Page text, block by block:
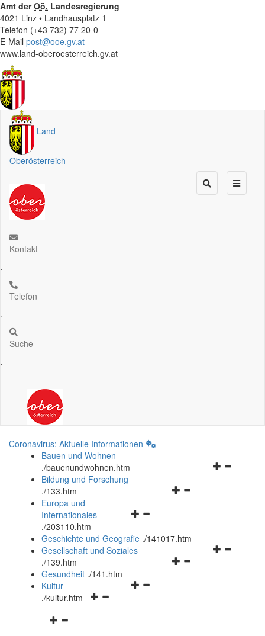
Amt derOö. Landesregierung
4021 Linz • Landhausplatz 1
Telefon (+43 732) 77 20-0
E-Mail post@ooe.gv.at
www.land-oberoesterreich.gv.at
Land
Oberösterreich
Kontakt
.
Telefon
.
Suche
.
Coronavirus: Aktuelle Informationen
Bauen und Wohnen
./bauenundwohnen.htm
Navigationsmenü
Bildung und Forschung
./133.htm
Navigationsmenü
und
schließen
Europa und
Internationales
./203110.htm
Geschichte und Geografie ./141017.htm
Navigationsmenü
Gesellschaft und Soziales
./139.htm
Navigationsmenü
Gesundheit ./141.htm
Navigationsmenü
Kultur
./kultur.htm
Navigationsmenü